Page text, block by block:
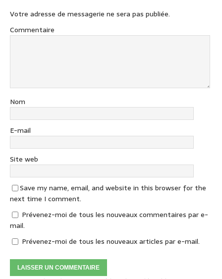
Votre adresse de messagerie ne sera pas publiée.
Commentaire
Nom
E-mail
Site web
Save my name, email, and website in this browser for the
next time I comment.
Prévenez-moi de tous les nouveaux commentaires par e-
mail.
Prévenez-moi de tous les nouveaux articles par e-mail.